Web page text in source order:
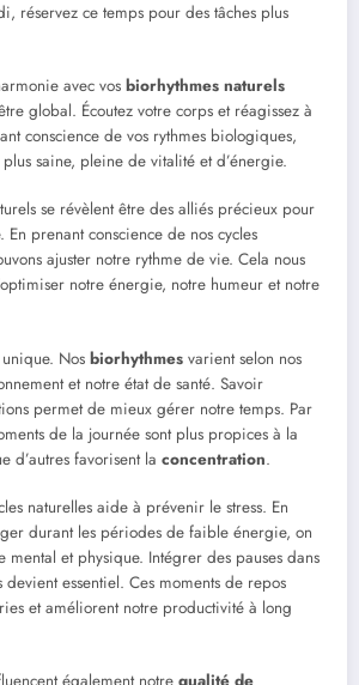
réservez ce temps pour des tâches plus
avec vos biorhythmes naturels
global. Écoutez votre corps et réagissez à
conscience de vos rythmes biologiques,
saine, pleine de vitalité et d’énergie.
se révèlent être des alliés précieux pour
prenant conscience de nos cycles
ajuster notre rythme de vie. Cela nous
notre énergie, notre humeur et notre
Nos biorhythmes varient selon nos
et notre état de santé. Savoir
permet de mieux gérer notre temps. Par
de la journée sont plus propices à la
d’autres favorisent la concentration.
naturelles aide à prévenir le stress. En
durant les périodes de faible énergie, on
mental et physique. Intégrer des pauses dans
essentiel. Ces moments de repos
et améliorent notre productivité à long